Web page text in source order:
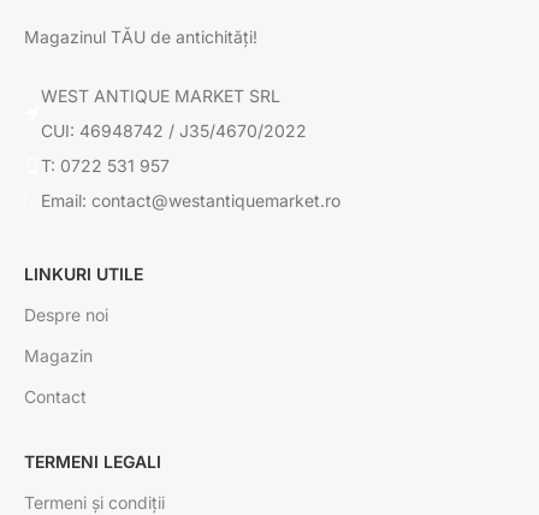
Magazinul TĂU de antichități!
WEST ANTIQUE MARKET SRL
CUI: 46948742 / J35/4670/2022
T: 0722 531 957
Email: contact@westantiquemarket.ro
LINKURI UTILE
Despre noi
Magazin
Contact
TERMENI LEGALI
Termeni și condiții